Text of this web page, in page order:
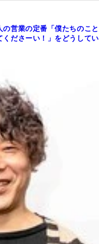
営業の定番「僕たちのこと
ださーい！」をどうしてい